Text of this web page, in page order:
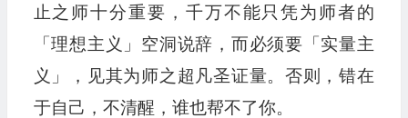
止之师十分重要，千万不能只凭为师者的
「理想主义」空洞说辞，而必须要「实量主
义」，见其为师之超凡圣证量。否则，错在
于自己，不清醒，谁也帮不了你。